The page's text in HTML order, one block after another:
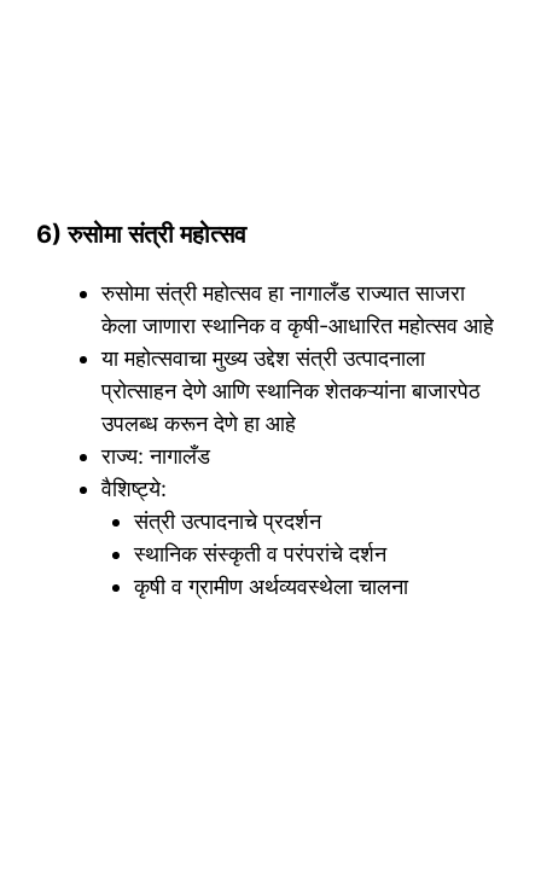
6) रुसोमा संत्री महोत्सव
रुसोमा संत्री महोत्सव हा नागालँड राज्यात साजरा
केला जाणारा स्थानिक व कृषी-आधारित महोत्सव आहे
या महोत्सवाचा मुख्य उद्देश संत्री उत्पादनाला
प्रोत्साहन देणे आणि स्थानिक शेतकऱ्यांना बाजारपेठ
उपलब्ध करून देणे हा आहे
राज्य: नागालँड
वैशिष्ट्ये:
संत्री उत्पादनाचे प्रदर्शन
स्थानिक संस्कृती व परंपरांचे दर्शन
कृषी व ग्रामीण अर्थव्यवस्थेला चालना